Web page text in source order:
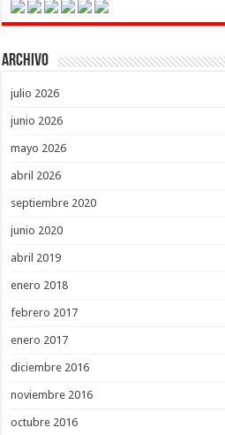
Archivo
julio 2026
junio 2026
mayo 2026
abril 2026
septiembre 2020
junio 2020
abril 2019
enero 2018
febrero 2017
enero 2017
diciembre 2016
noviembre 2016
octubre 2016